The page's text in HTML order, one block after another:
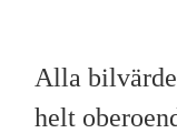
Alla
helt